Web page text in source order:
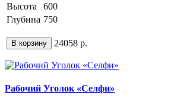
Высота
600
Глубина 750
В корзину 24058 р.
Рабочий Уголок «Селфи»